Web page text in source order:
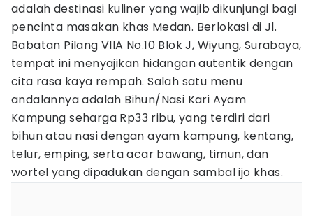
adalah destinasi kuliner yang wajib dikunjungi bagi
pencinta masakan khas Medan. Berlokasi di Jl.
Babatan Pilang VIIA No.10 Blok J, Wiyung, Surabaya,
tempat ini menyajikan hidangan autentik dengan
cita rasa kaya rempah. Salah satu menu
andalannya adalah Bihun/Nasi Kari Ayam
Kampung seharga Rp33 ribu, yang terdiri dari
bihun atau nasi dengan ayam kampung, kentang,
telur, emping, serta acar bawang, timun, dan
wortel yang dipadukan dengan sambal ijo khas.